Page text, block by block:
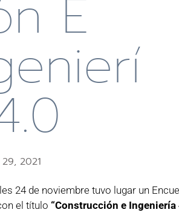
E
2021
24 de noviembre tuvo lugar un
el título “Construcción e